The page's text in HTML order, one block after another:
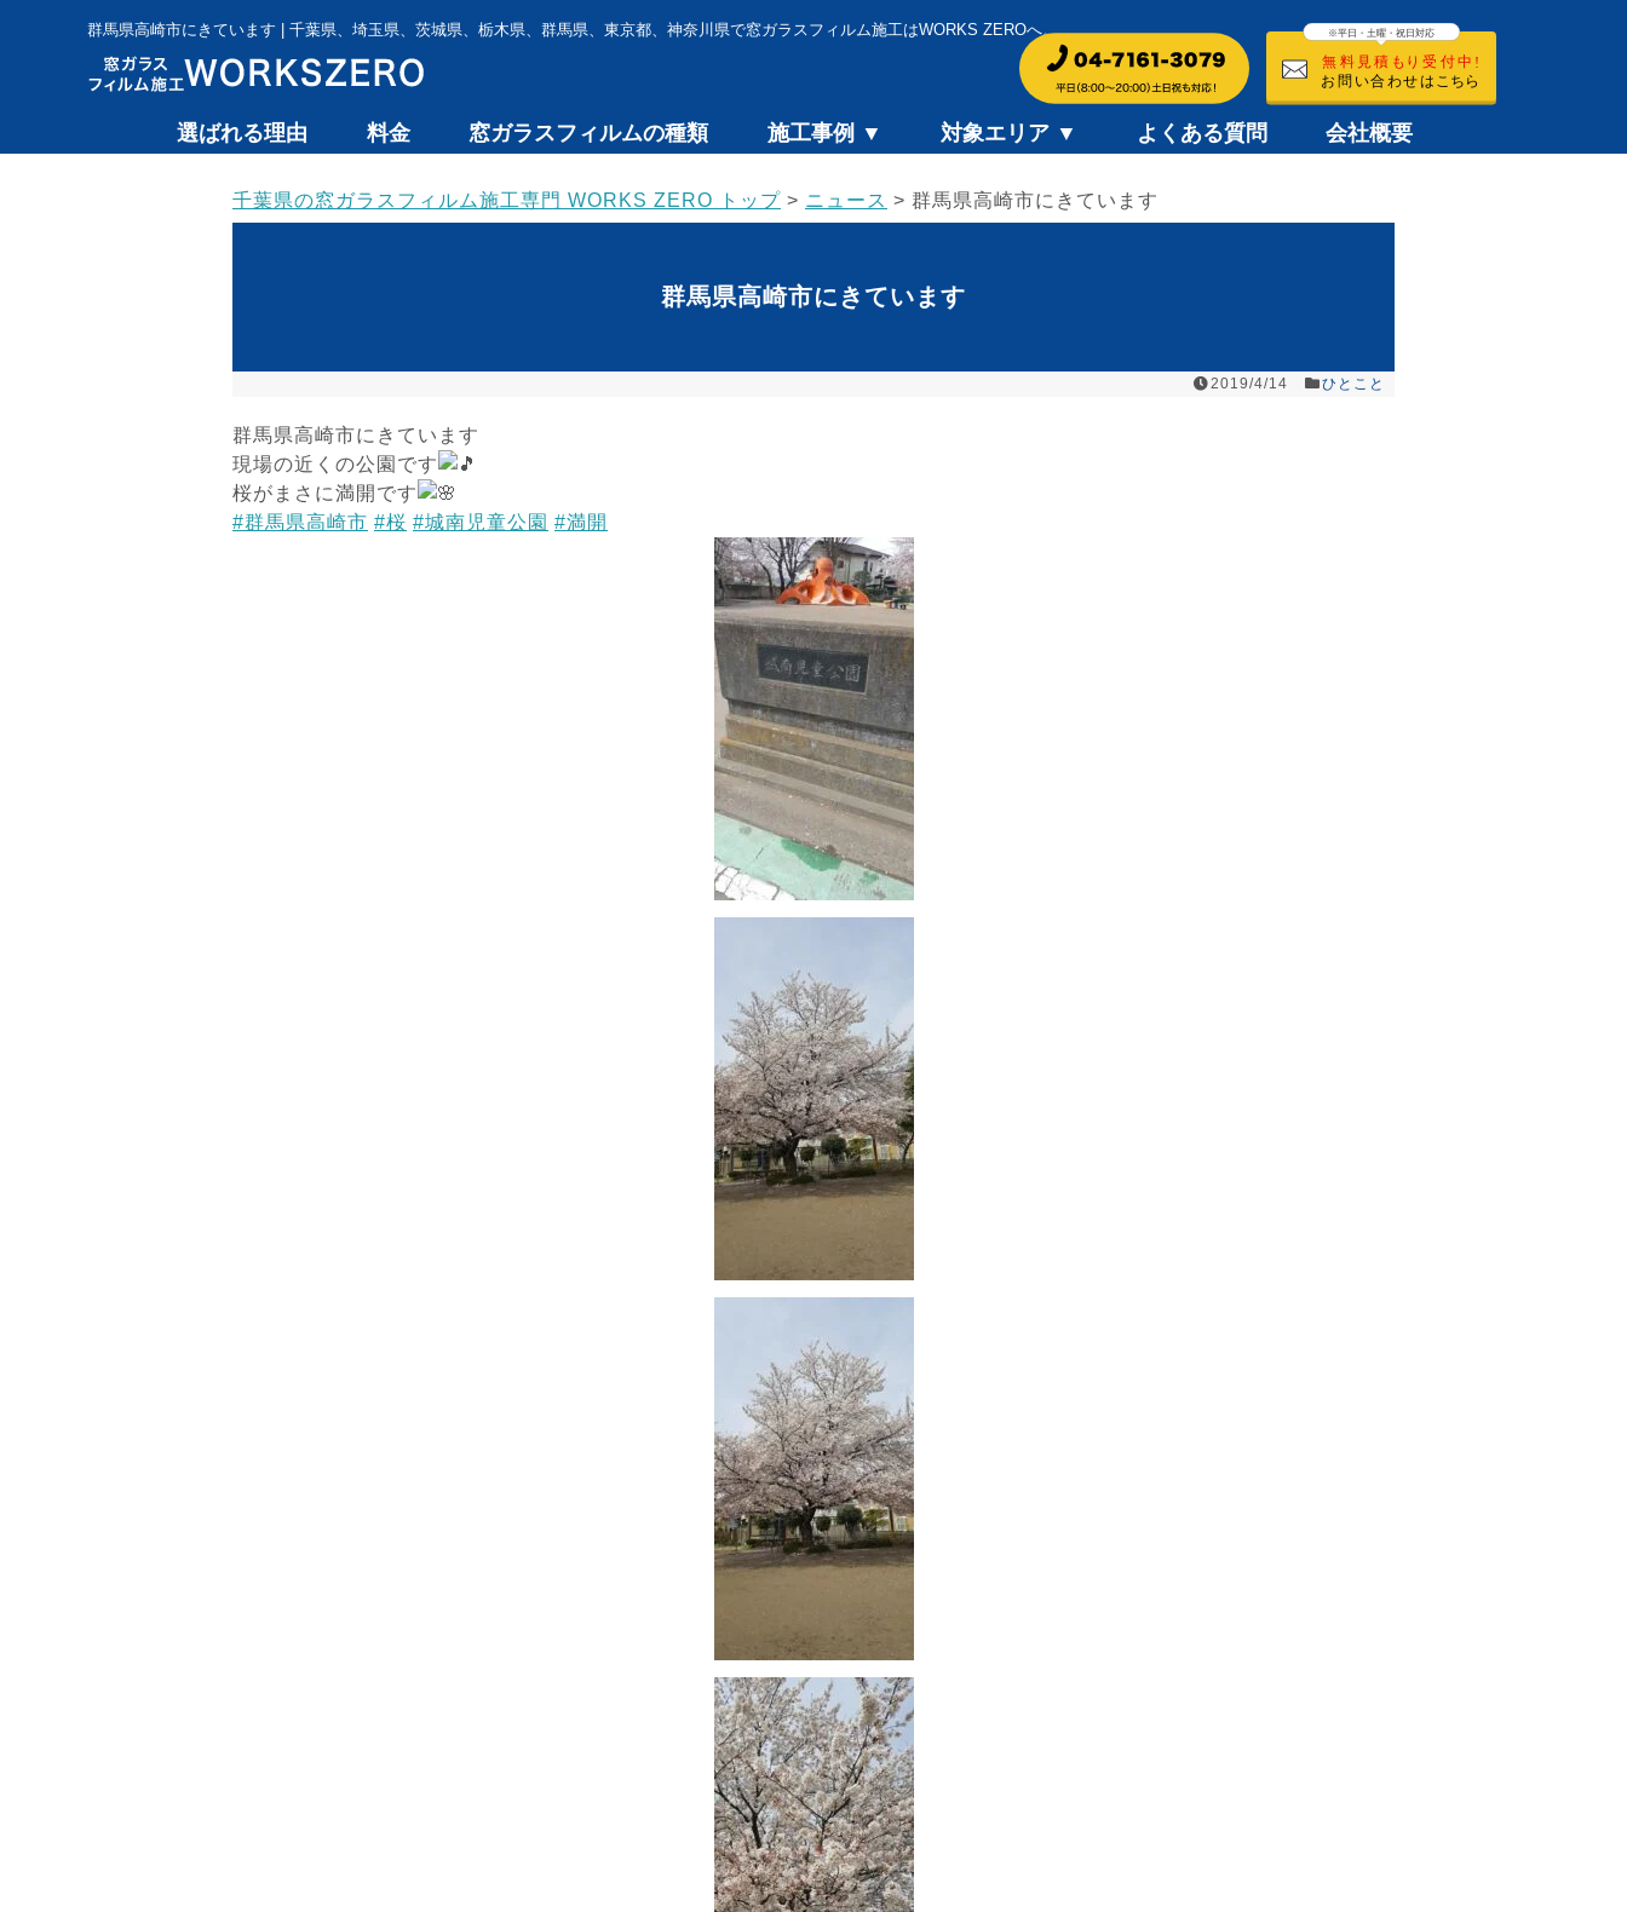
群馬県高崎市にきています | 千葉県、埼玉県、茨城県、栃木県、群馬県、東京都、神奈川県で窓ガラスフィルム施工はWORKS ZEROへ。
選ばれる理由 料金 窓ガラスフィルムの種類 施工事例 ▼ 対象エリア ▼ よくある質問 会社概要
千葉県の窓ガラスフィルム施工専門 WORKS ZERO トップ > ニュース > 群馬県高崎市にきています
群馬県高崎市にきています
2019/4/14 ひとこと
群馬県高崎市にきています
現場の近くの公園です
桜がまさに満開です
#群馬県高崎市 #桜 #城南児童公園 #満開